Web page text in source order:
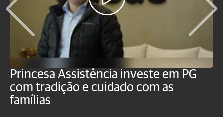
Princesa Assistência investe em PG
com tradição e cuidado com as
famílias